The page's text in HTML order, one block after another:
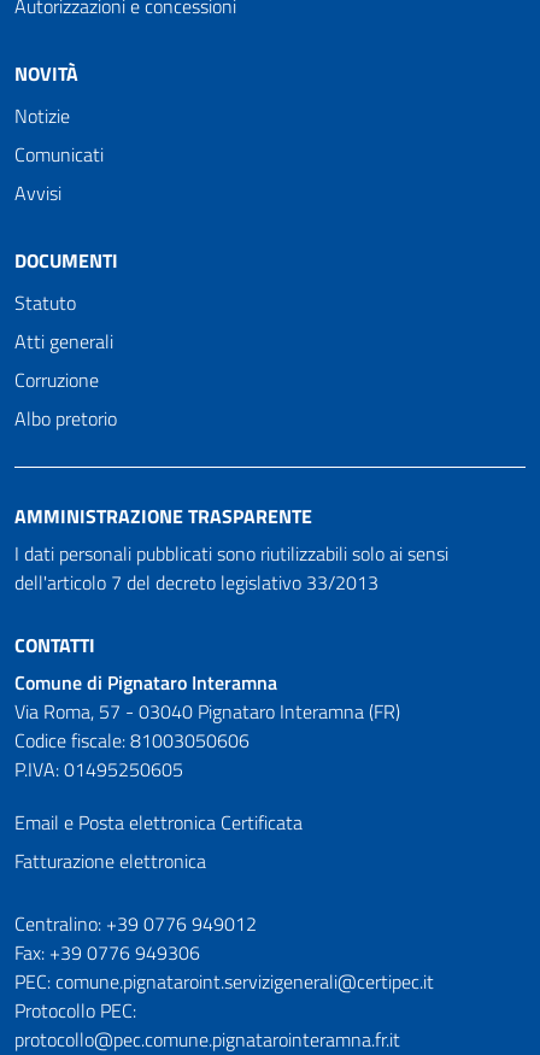
NOVITÀ
Notizie
Comunicati
Avvisi
DOCUMENTI
Statuto
Atti generali
Corruzione
Albo pretorio
AMMINISTRAZIONE TRASPARENTE
I dati personali pubblicati sono riutilizzabili solo ai sensi
dell'articolo 7 del decreto legislativo 33/2013
CONTATTI
Comune di Pignataro Interamna
Via Roma, 57 - 03040 Pignataro Interamna (FR)
Codice fiscale: 81003050606
P.IVA: 01495250605
Email e Posta elettronica Certificata
Fatturazione elettronica
Numeri utili
Centralino: +39 0776 949012
Fax: +39 0776 949306
PEC: comune.pignataroint.servizigenerali@certipec.it
Protocollo PEC:
protocollo@pec.comune.pignatarointeramna.fr.it